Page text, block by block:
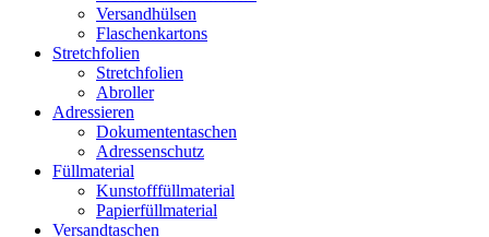
Versandhülsen
Flaschenkartons
Stretchfolien
Stretchfolien
Abroller
Adressieren
Dokumententaschen
Adressenschutz
Füllmaterial
Kunstofffüllmaterial
Papierfüllmaterial
Versandtaschen